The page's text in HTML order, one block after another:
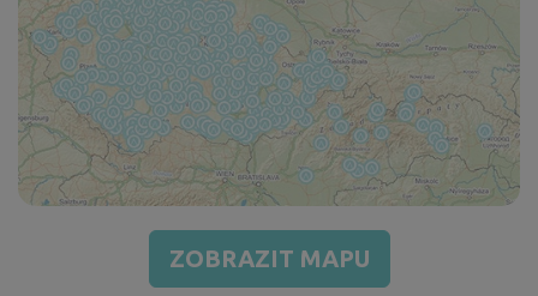
ZOBRAZIT MAPU